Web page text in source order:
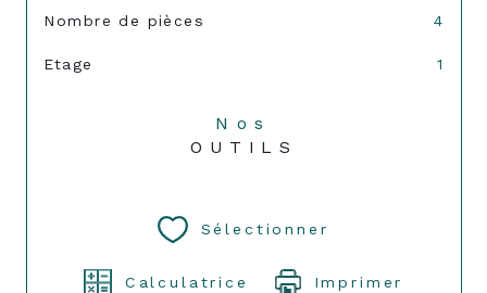
Nombre de pièces 4
Etage 1
Nos
OUTILS
Sélectionner
Calculatrice Imprimer